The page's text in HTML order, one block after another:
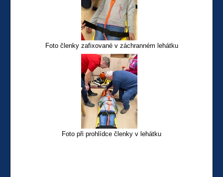
Foto členky zafixované v záchranném lehátku
Foto při prohlídce členky v lehátku